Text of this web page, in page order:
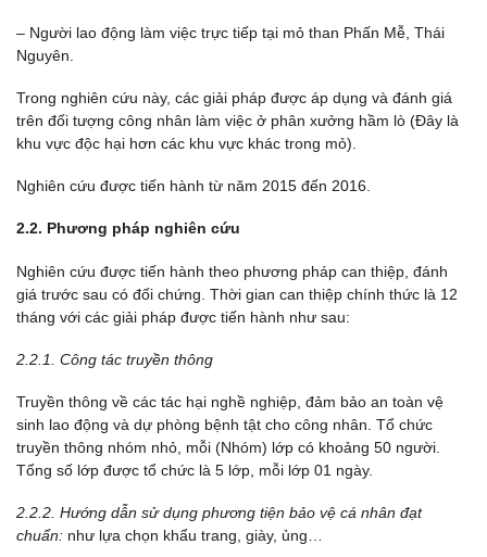
– Người lao động làm việc trực tiếp tại mỏ than Phấn Mễ, Thái
Nguyên.
Trong nghiên cứu này, các giải pháp được áp dụng và đánh giá
trên đối tượng công nhân làm việc ở phân xưởng hầm lò (Đây là
khu vực độc hại hơn các khu vực khác trong mỏ).
Nghiên cứu được tiến hành từ năm 2015 đến 2016.
2.2. Phương pháp nghiên cứu
Nghiên cứu được tiến hành theo phương pháp can thiệp, đánh
giá trước sau có đối chứng. Thời gian can thiệp chính thức là 12
tháng với các giải pháp được tiến hành như sau:
2.2.1. Công tác truyền thông
Truyền thông về các tác hại nghề nghiệp, đảm bảo an toàn vệ
sinh lao động và dự phòng bệnh tật cho công nhân. Tổ chức
truyền thông nhóm nhỏ, mỗi (Nhóm) lớp có khoảng 50 người.
Tổng số lớp được tổ chức là 5 lớp, mỗi lớp 01 ngày.
2.2.2. Hướng dẫn sử dụng phương tiện bảo vệ cá nhân đạt
chuẩn: như lựa chọn khẩu trang, giày, ủng…